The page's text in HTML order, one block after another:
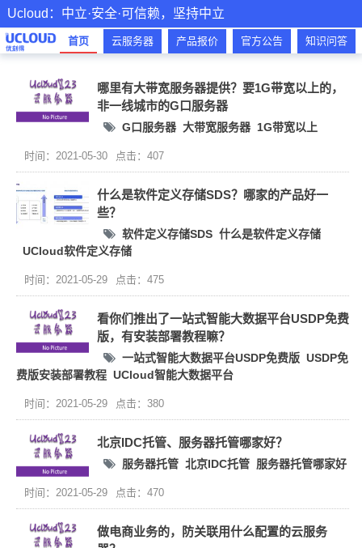
Ucloud：中立·安全·可信赖，坚持中立
首页 云服务器 产品报价 官方公告 知识问答
哪里有大带宽服务器提供？要1G带宽以上的，
非一线城市的G口服务器
G口服务器 大带宽服务器 1G带宽以上
时间：2021-05-30 点击：407
什么是软件定义存储SDS？哪家的产品好一
些？
软件定义存储SDS 什么是软件定义存储
UCloud软件定义存储
时间：2021-05-29 点击：475
看你们推出了一站式智能大数据平台USDP免费
版，有安装部署教程嘛？
一站式智能大数据平台USDP免费版 USDP免
费版安装部署教程 UCloud智能大数据平台
时间：2021-05-29 点击：380
北京IDC托管、服务器托管哪家好？
服务器托管 北京IDC托管 服务器托管哪家好
时间：2021-05-29 点击：470
做电商业务的，防关联用什么配置的云服务